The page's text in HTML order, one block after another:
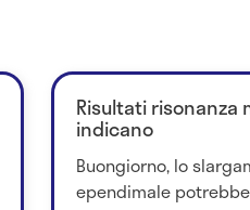
Risultati risonanza
indicano
Buongiorno, lo
ependimale